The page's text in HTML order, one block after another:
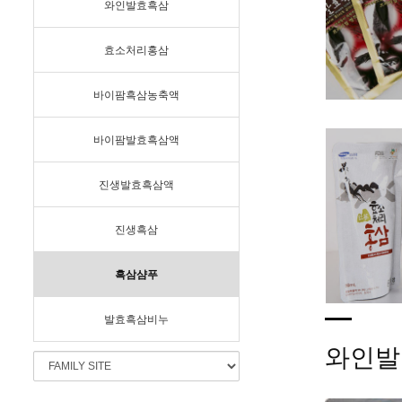
와인발효흑삼
효소처리홍삼
바이팜흑삼농축액
바이팜발효흑삼액
진생발효흑삼액
진생흑삼
흑삼샴푸
발효흑삼비누
와인